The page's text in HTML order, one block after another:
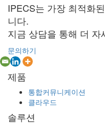
IPECS는 가장 최적화
니다.
지금 상담을 통해 더
문의하기
제품
통합커뮤니케이션
클라우드
솔루션